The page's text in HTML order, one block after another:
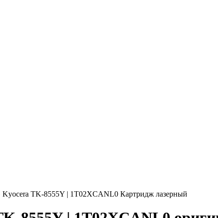
Kyocera TK-8555Y | 1T02XCANL0 Картридж лазерный